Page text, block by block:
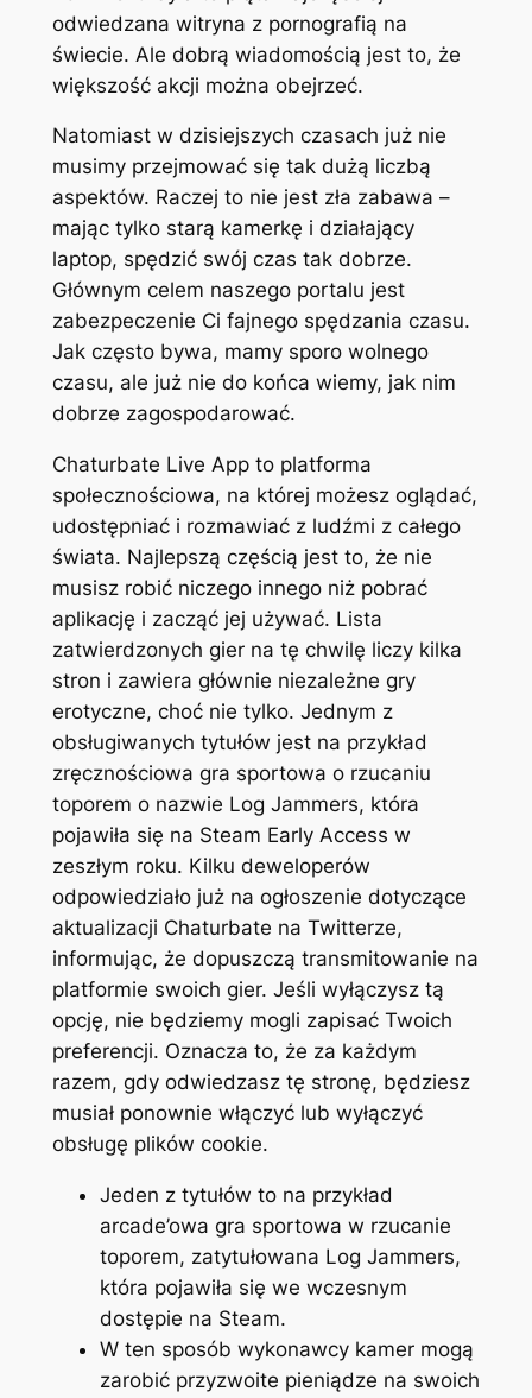
odwiedzana witryna z pornografią na
świecie. Ale dobrą wiadomością jest to, że
większość akcji można obejrzeć.
Natomiast w dzisiejszych czasach już nie
musimy przejmować się tak dużą liczbą
aspektów. Raczej to nie jest zła zabawa –
mając tylko starą kamerkę i działający
laptop, spędzić swój czas tak dobrze.
Głównym celem naszego portalu jest
zabezpeczenie Ci fajnego spędzania czasu.
Jak często bywa, mamy sporo wolnego
czasu, ale już nie do końca wiemy, jak nim
dobrze zagospodarować.
Chaturbate Live App to platforma
społecznościowa, na której możesz oglądać,
udostępniać i rozmawiać z ludźmi z całego
świata. Najlepszą częścią jest to, że nie
musisz robić niczego innego niż pobrać
aplikację i zacząć jej używać. Lista
zatwierdzonych gier na tę chwilę liczy kilka
stron i zawiera głównie niezależne gry
erotyczne, choć nie tylko. Jednym z
obsługiwanych tytułów jest na przykład
zręcznościowa gra sportowa o rzucaniu
toporem o nazwie Log Jammers, która
pojawiła się na Steam Early Access w
zeszłym roku. Kilku deweloperów
odpowiedziało już na ogłoszenie dotyczące
aktualizacji Chaturbate na Twitterze,
informując, że dopuszczą transmitowanie na
platformie swoich gier. Jeśli wyłączysz tą
opcję, nie będziemy mogli zapisać Twoich
preferencji. Oznacza to, że za każdym
razem, gdy odwiedzasz tę stronę, będziesz
musiał ponownie włączyć lub wyłączyć
obsługę plików cookie.
Jeden z tytułów to na przykład
arcade’owa gra sportowa w rzucanie
toporem, zatytułowana Log Jammers,
która pojawiła się we wczesnym
dostępie na Steam.
W ten sposób wykonawcy kamer mogą
zarobić przyzwoite pieniądze na swoich